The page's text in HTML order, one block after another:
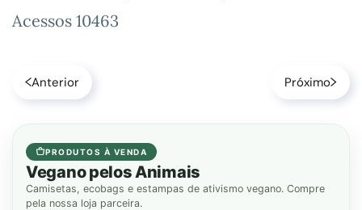
Acessos 10463
Anterior Próximo
PRODUTOS À VENDA
Vegano pelos Animais
Camisetas, ecobags e estampas de ativismo vegano. Compre
pela nossa loja parceira.